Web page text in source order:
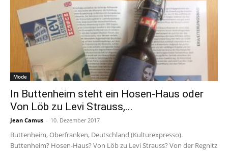
Mode
In Buttenheim steht ein Hosen-Haus oder
Von Löb zu Levi Strauss,...
Jean Camus - 10. Dezember 2017
Buttenheim, Oberfranken, Deutschland (Kulturexpresso).
Buttenheim? Hosen-Haus? Von Löb zu Levi Strauss? Von der Regnitz